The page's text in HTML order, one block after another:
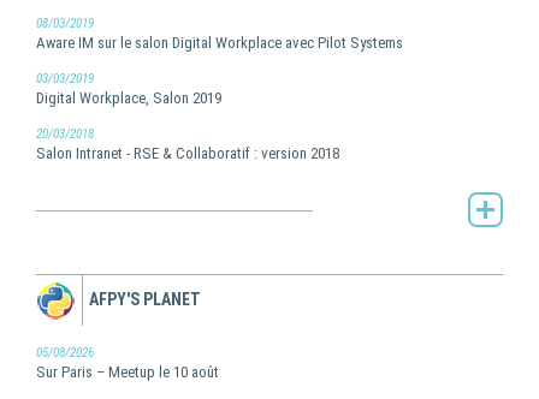
08/03/2019
Aware IM sur le salon Digital Workplace avec Pilot Systems
03/03/2019
Digital Workplace, Salon 2019
20/03/2018
Salon Intranet - RSE & Collaboratif : version 2018
AFPY'S PLANET
05/08/2026
Sur Paris – Meetup le 10 août